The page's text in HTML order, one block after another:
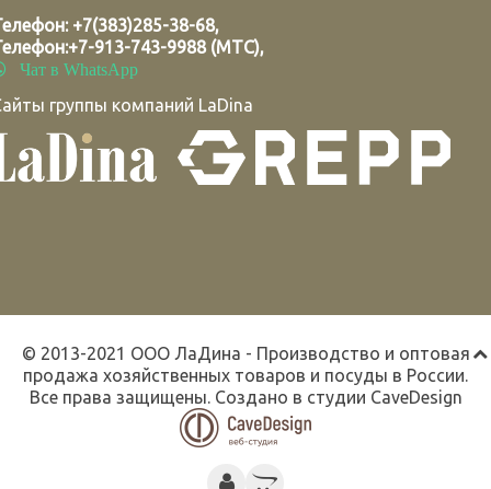
+7(383)285-38-68,
+7-913-743-9988 (МТС),
Чат в WhatsApp
группы компаний LaDina
© 2013-2021 ООО ЛаДина - Производство и оптовая
продажа хозяйственных товаров и посуды в России.
Все права защищены. Создано в студии CaveDesign